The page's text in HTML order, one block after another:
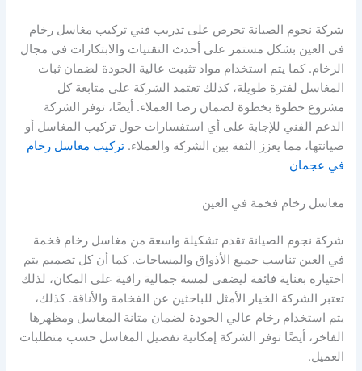
شركة نجوم الصيانة تحرص على تدريب فني تركيب مغاسل رخام
في العين بشكل مستمر على أحدث التقنيات والابتكارات في مجال
الرخام. كما يتم استخدام مواد تثبيت عالية الجودة لضمان ثبات
المغاسل لفترة طويلة، كذلك تعتمد الشركة على متابعة كل
مشروع خطوة بخطوة لضمان رضا العملاء. أيضًا، توفر الشركة
الدعم الفني للإجابة على أي استفسارات حول تركيب المغاسل أو
صيانتها، مما يعزز الثقة بين الشركة والعملاء.تركيب مغاسل رخام
في عجمان
مغاسل رخام فخمة في العين
شركة نجوم الصيانة تقدم تشكيلة واسعة من مغاسل رخام فخمة
في العين تناسب جميع الأذواق والمساحات. كما أن كل تصميم يتم
اختياره بعناية فائقة ليضفي لمسة جمالية راقية على المكان، لذلك
تعتبر الشركة الخيار الأمثل للباحثين عن الفخامة والأناقة. كذلك،
يتم استخدام رخام عالي الجودة لضمان متانة المغاسل ومظهرها
الفاخر، أيضًا توفر الشركة إمكانية تفصيل المغاسل حسب متطلبات
العميل.